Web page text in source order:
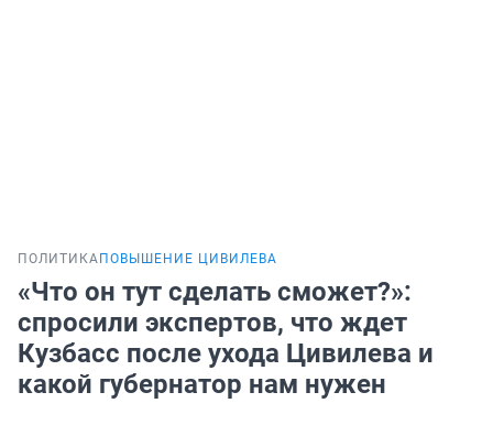
ПОЛИТИКА ПОВЫШЕНИЕ ЦИВИЛЕВА
«Что он тут сделать сможет?»:
спросили экспертов, что ждет
Кузбасс после ухода Цивилева и
какой губернатор нам нужен